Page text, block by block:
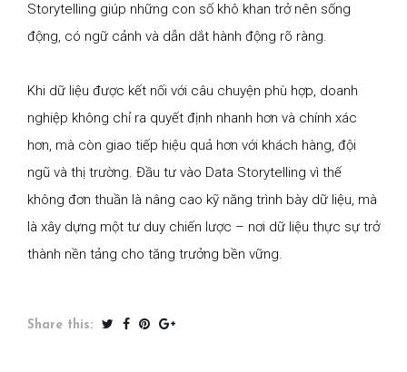
Storytelling giúp những con số khô khan trở nên sống
động, có ngữ cảnh và dẫn dắt hành động rõ ràng.
Khi dữ liệu được kết nối với câu chuyện phù hợp, doanh
nghiệp không chỉ ra quyết định nhanh hơn và chính xác
hơn, mà còn giao tiếp hiệu quả hơn với khách hàng, đội
ngũ và thị trường. Đầu tư vào Data Storytelling vì thế
không đơn thuần là nâng cao kỹ năng trình bày dữ liệu, mà
là xây dựng một tư duy chiến lược – nơi dữ liệu thực sự trở
thành nền tảng cho tăng trưởng bền vững.
Share this: